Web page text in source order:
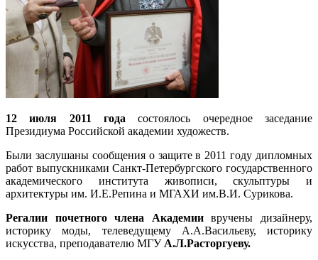
12 июля 2011 года состоялось очередное заседание
Президиума Российской академии художеств.
Были заслушаны сообщения о защите в 2011 году дипломных
работ выпускниками Санкт-Петербургского государственного
академического института живописи, скульптуры и
архитектуры им. И.Е.Репина и МГАХИ им.В.И. Сурикова.
Регалии почетного члена Академиивручены дизайнеру,
историку моды, телеведущему А.А.Васильеву, историку
искусства, преподавателю МГУ А.Л.Расторгуеву.